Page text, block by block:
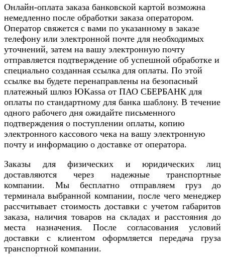
Онлайн-оплата заказа банковской картой возможна
немедленно после обработки заказа оператором.
Оператор свяжется с вами по указанному в заказе
телефону или электронной почте для необходимых
уточнений, затем на вашу электронную почту
отправляется подтверждение об успешной обработке и
специально созданная ссылка для оплаты. По этой
ссылке вы будете перенаправлены на безопасный
платежный шлюз ЮKassa от ПАО СБЕРБАНК для
оплаты по стандартному для банка шаблону. В течение
одного рабочего дня ожидайте письменного
подтверждения о поступлении оплаты, копию
электронного кассового чека на вашу электронную
почту и информацию о доставке от оператора.
Заказы для физических и юридических лиц
доставляются через надежные транспортные
компании. Мы бесплатно отправляем груз до
терминала выбранной компании, после чего менеджер
рассчитывает стоимость доставки с учетом габаритов
заказа, наличия товаров на складах и расстояния до
места назначения. После согласования условий
доставки с клиентом оформляется передача груза
транспортной компании.